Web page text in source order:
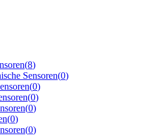
(8)
Sensoren(0)
(0)
(0)
(0)
(0)
(0)